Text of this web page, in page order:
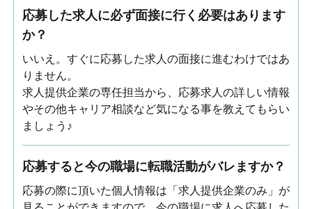
応募した求人に必ず面接に行く必要はあります
か？
いいえ。すぐに応募した求人の面接に進むわけではあ
りません。
求人提供企業の専任担当から、応募求人の詳しい情報
やその他キャリア相談など気になる事を教えてもらい
ましょう♪
応募すると今の職場に転職活動がバレますか？
応募の際に頂いた個人情報は「求人提供企業のみ」が